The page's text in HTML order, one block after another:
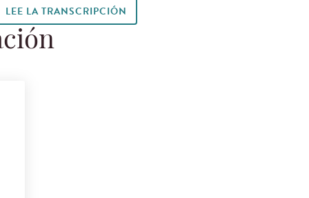
LEE LA TRANSCRIPCIÓN